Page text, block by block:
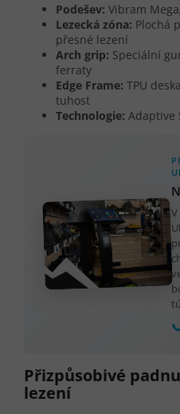
Podešev: Vibram
Lezecká zóna: Plochá
přesné lezení
Arch grip: Speciální
ferraty
Edge Frame: TPU
tuhost
Technologie: Adaptive
Přizpůsobivé
lezení